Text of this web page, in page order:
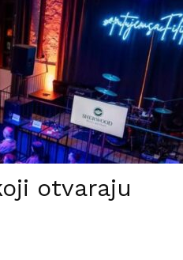
otvaraju